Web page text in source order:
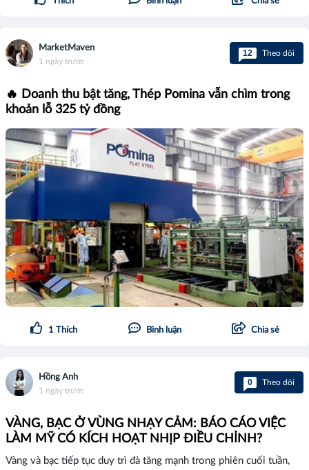
MarketMaven
1 ngày trước
12 Theo dõi
🔥 Doanh thu bật tăng, Thép Pomina vẫn chìm trong
khoản lỗ 325 tỷ đồng
1 Thích Bình luận Chia sẻ
Hồng Anh
1 ngày trước
0 Theo dõi
VÀNG, BẠC Ở VÙNG NHẠY CẢM: BÁO CÁO VIỆC
LÀM MỸ CÓ KÍCH HOẠT NHỊP ĐIỀU CHỈNH?
Vàng và bạc tiếp tục duy trì đà tăng mạnh trong phiên cuối tuần,